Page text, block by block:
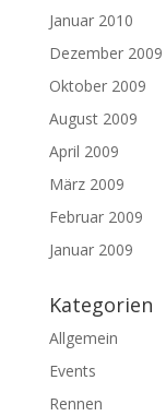
Januar 2010
Dezember 2009
Oktober 2009
August 2009
April 2009
März 2009
Februar 2009
Januar 2009
Kategorien
Allgemein
Events
Rennen